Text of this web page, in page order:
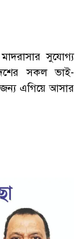
সুযোগ্য
সকল ভাই-
জন্য এগিয়ে আসার